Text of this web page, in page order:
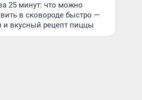
25 минут: что можно
в сковороде быстро —
и вкусный рецепт пиццы